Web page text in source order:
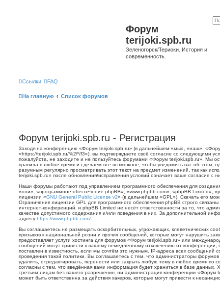
Форум
terijoki.spb.ru
Зеленогорск/Териоки. История и
современность.
Ссылки FAQ
На главную Список форумов
Форум terijoki.spb.ru - Регистрация
Заходя на конференцию «Форум terijoki.spb.ru» (в дальнейшем «мы», «наш»,
«https://terijoki.spb.ru/%2F/f3»), вы подтверждаете своё согласие со следующими
пожалуйста, не заходите и не пользуйтесь форумами «Форум terijoki.spb.ru». Мы
правила в любое время и сделаем всё возможное, чтобы уведомить вас об этом,
разумным регулярно просматривать этот текст на предмет изменений, так как
terijoki.spb.ru» после обновления/исправления условий означает ваше согласие с
Наши форумы работают под управлением программного обеспечения для
«они», «программное обеспечение phpBB», «www.phpbb.com», «phpBB Limited»,
лицензии «GNU General Public License v2» (в дальнейшем «GPL»). Скачать его
Ограничения лицензии GPL для программного обеспечения phpBB строго
интернет-конференций, и phpBB Limited не несёт ответственности за то, что
качестве допустимого содержания и/или поведения в них. За дополнительной
адресу https://www.phpbb.com/
Вы соглашаетесь не размещать оскорбительных, угрожающих, клеветнических
призывов к национальной розни и прочих сообщений, которые могут нарушить
предоставляет услуги хостинга для форумов «Форум terijoki.spb.ru» или
сообщений могут привести к вашему немедленному отключению от конференции,
поставлен в известность, если мы сочтём это нужным. IP-адреса всех сообщений
проведения такой политики. Вы соглашаетесь с тем, что администраторы
удалить, отредактировать, перенести или закрыть любую тему в любое время по
согласны с тем, что введённая вами информация будет храниться в базе данных.
третьим лицам без вашего разрешения, ни администрация конференции «Форум
может быть ответственна за действия хакеров, которые могут привести к